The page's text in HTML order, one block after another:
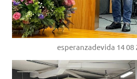
esperanzadevida 14 08